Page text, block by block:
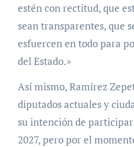
estén con rectitud, que
sean transparentes, que
esfuercen en todo para
del Estado.»
Así mismo, Ramírez
diputados actuales y
su intención de
2027, pero por el